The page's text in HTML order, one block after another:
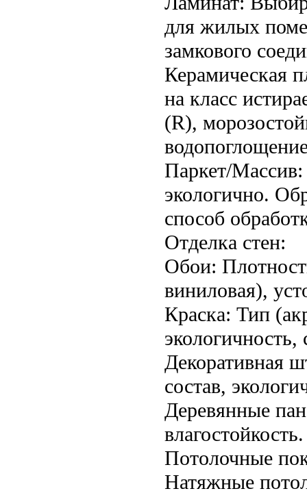
для жилых
замкового
Керамическая
на класс
(R),
Паркет/Массив:
экологично.
способ
Отделка стен:
Обои:
виниловая),
Краска: Тип
Декоративная
состав,
Деревянные
влагостойкость.
Потолочные
Натяжные